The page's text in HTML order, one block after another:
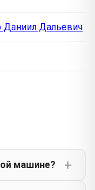
Даниил Дальевич
машине?